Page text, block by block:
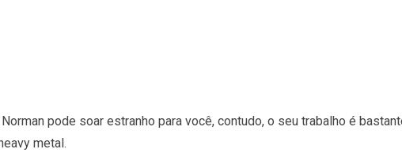
pode soar estranho para você, contudo, o seu trabalho é
metal.